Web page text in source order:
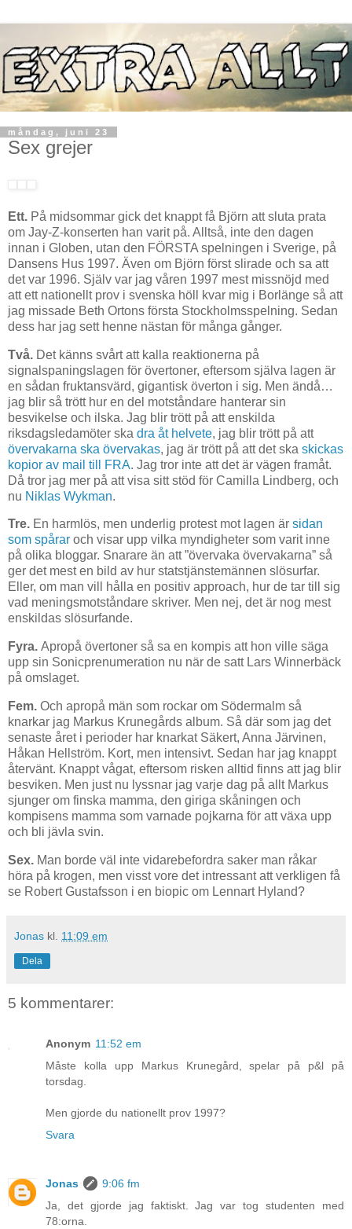
måndag, juni 23
Sex grejer
Ett. På midsommar gick det knappt få Björn att sluta prata
om Jay-Z-konserten han varit på. Alltså, inte den dagen
innan i Globen, utan den FÖRSTA spelningen i Sverige, på
Dansens Hus 1997. Även om Björn först slirade och sa att
det var 1996. Själv var jag våren 1997 mest missnöjd med
att ett nationellt prov i svenska höll kvar mig i Borlänge så att
jag missade Beth Ortons första Stockholmsspelning. Sedan
dess har jag sett henne nästan för många gånger.
Två. Det känns svårt att kalla reaktionerna på
signalspaningslagen för övertoner, eftersom själva lagen är
en sådan fruktansvärd, gigantisk överton i sig. Men ändå…
jag blir så trött hur en del motståndare hanterar sin
besvikelse och ilska. Jag blir trött på att enskilda
riksdagsledamöter ska dra åt helvete, jag blir trött på att
övervakarna ska övervakas, jag är trött på att det ska skickas
kopior av mail till FRA. Jag tror inte att det är vägen framåt.
Då tror jag mer på att visa sitt stöd för Camilla Lindberg, och
nu Niklas Wykman.
Tre. En harmlös, men underlig protest mot lagen är sidan
som spårar och visar upp vilka myndigheter som varit inne
på olika bloggar. Snarare än att ”övervaka övervakarna” så
ger det mest en bild av hur statstjänstemännen slösurfar.
Eller, om man vill hålla en positiv approach, hur de tar till sig
vad meningsmotståndare skriver. Men nej, det är nog mest
enskildas slösurfande.
Fyra. Apropå övertoner så sa en kompis att hon ville säga
upp sin Sonicprenumeration nu när de satt Lars Winnerbäck
på omslaget.
Fem. Och apropå män som rockar om Södermalm så
knarkar jag Markus Krunegårds album. Så där som jag det
senaste året i perioder har knarkat Säkert, Anna Järvinen,
Håkan Hellström. Kort, men intensivt. Sedan har jag knappt
återvänt. Knappt vågat, eftersom risken alltid finns att jag blir
besviken. Men just nu lyssnar jag varje dag på allt Markus
sjunger om finska mamma, den giriga skåningen och
kompisens mamma som varnade pojkarna för att växa upp
och bli jävla svin.
Sex. Man borde väl inte vidarebefordra saker man råkar
höra på krogen, men visst vore det intressant att verkligen få
se Robert Gustafsson i en biopic om Lennart Hyland?
Jonas kl. 11:09 em
Dela
5 kommentarer:
Anonym 11:52 em
Måste kolla upp Markus Krunegård, spelar på p&l på
torsdag.
Men gjorde du nationellt prov 1997?
Svara
Jonas
9:06 fm
Ja, det gjorde jag faktiskt. Jag var tog studenten med
78:orna.